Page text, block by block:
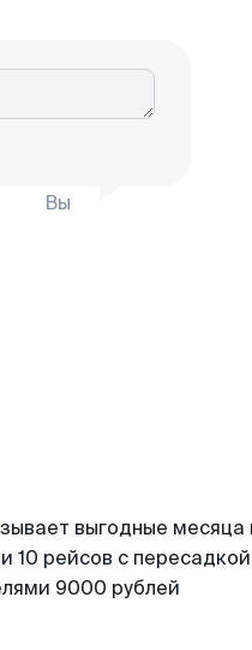
Вы
выгодные месяца
10 рейсов с
9000 рублей